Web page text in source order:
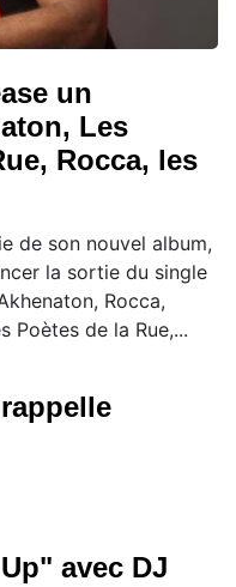
un
Les
Rocca, les
de son nouvel album,
la sortie du single
Rocca,
Poètes de la Rue,...
avec DJ